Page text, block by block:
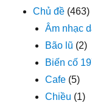
Chủ đề (463)
Âm nhạc
Bão lũ (2)
Biến cố
Cafe (5)
Chiều (1)